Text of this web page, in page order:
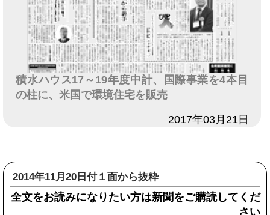
積水ハウス17～19年度中計、国際事業を4本目
の柱に、米国で環境住宅を販売
2017年03月21日
2014年11月20日付１面から抜粋
全文をお読みになりたい方は新聞をご購読してくだ
さい